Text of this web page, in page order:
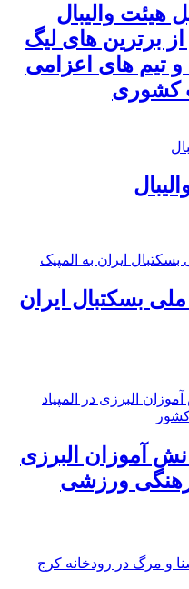
هیئت والیبال
از برترین های لیگ
تیم های اعزامی
کشوری
ملی بسکتبال ایران
آموزان البرزی
ورزشی